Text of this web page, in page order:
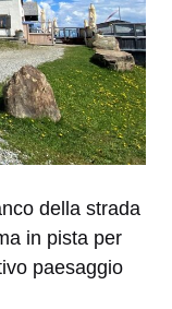
della strada
in pista per
paesaggio